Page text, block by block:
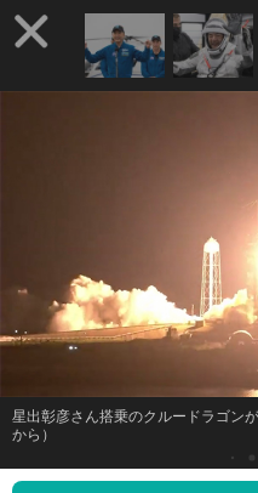
星出彰彦さん搭乗のクルードラゴン
から）